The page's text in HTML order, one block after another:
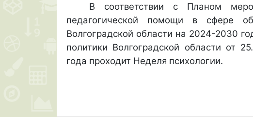
В соответствии с Планом
педагогической помощи в сфере
Волгоградской области на 2024-2030
политики Волгоградской области
года проходит Неделя психологии.